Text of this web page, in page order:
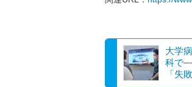
大学
科で
「失